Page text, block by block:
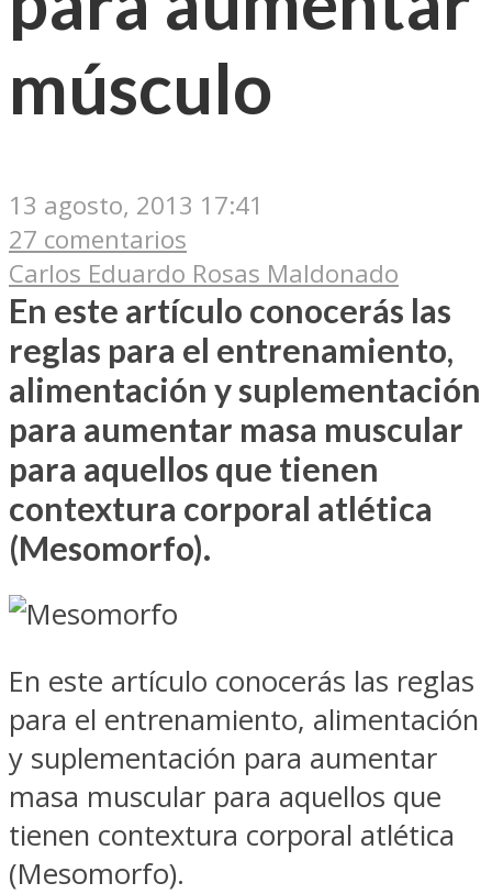
músculo
13 agosto, 2013 17:41
27 comentarios
Carlos Eduardo Rosas Maldonado
En este artículo conocerás las
reglas para el entrenamiento,
alimentación y suplementación
para aumentar masa muscular
para aquellos que tienen
contextura corporal atlética
(Mesomorfo).
En este artículo conocerás las reglas
para el entrenamiento, alimentación
y suplementación para aumentar
masa muscular para aquellos que
tienen contextura corporal atlética
(Mesomorfo).